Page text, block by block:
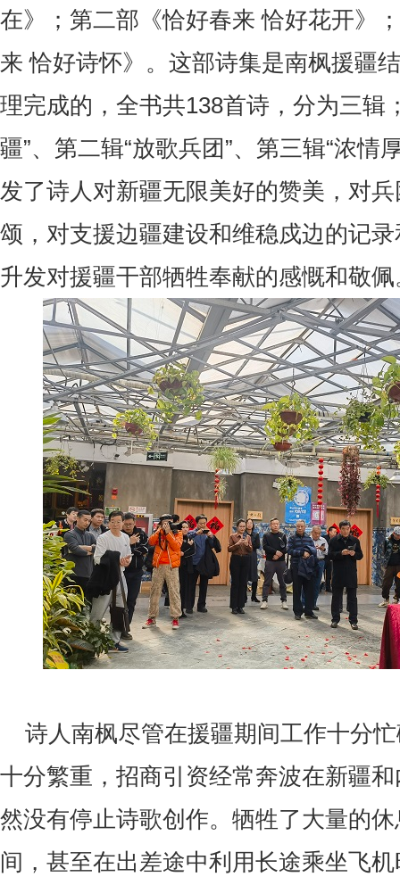
在》；第二部《恰好春来 恰好花开》
来 恰好诗怀》。这部诗集是南枫援疆
理完成的，全书共138首诗，分为三辑
疆”、第二辑“放歌兵团”、第三辑“浓情
发了诗人对新疆无限美好的赞美，对
颂，对支援边疆建设和维稳戍边的记
升发对援疆干部牺牲奉献的感慨和敬佩
诗人南枫尽管在援疆期间工作十分
十分繁重，招商引资经常奔波在新疆
然没有停止诗歌创作。牺牲了大量的
间，甚至在出差途中利用长途乘坐飞